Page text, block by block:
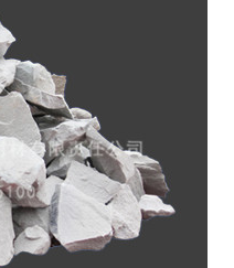
联系我们